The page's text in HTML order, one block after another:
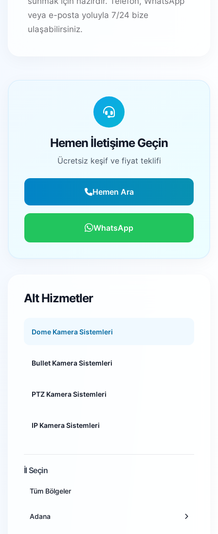
veya e-posta yoluyla 7/24 bize
ulaşabilirsiniz.
Hemen İletişime Geçin
Ücretsiz keşif ve fiyat teklifi
Hemen Ara
WhatsApp
Alt Hizmetler
Dome Kamera Sistemleri
Bullet Kamera Sistemleri
PTZ Kamera Sistemleri
IP Kamera Sistemleri
İl Seçin
Tüm Bölgeler
Adana